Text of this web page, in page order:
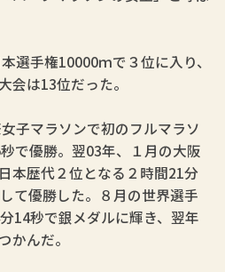
選手権10000ｍで３位に入り、
会は13位だった。
子マラソンで初のフルマラソ
で優勝。翌03年、１月の大阪
本歴代２位となる２時間21分
て優勝した。８月の世界選手
14秒で銀メダルに輝き、翌年
かんだ。